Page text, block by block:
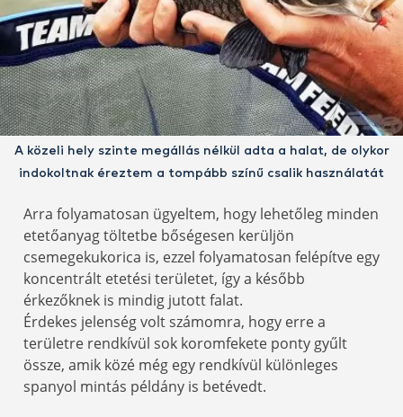
A közeli hely szinte megállás nélkül adta a halat, de olykor
indokoltnak éreztem a tompább színű csalik használatát
Arra folyamatosan ügyeltem, hogy lehetőleg minden
etetőanyag töltetbe bőségesen kerüljön
csemegekukorica is, ezzel folyamatosan felépítve egy
koncentrált etetési területet, így a később
érkezőknek is mindig jutott falat.
Érdekes jelenség volt számomra, hogy erre a
területre rendkívül sok koromfekete ponty gyűlt
össze, amik közé még egy rendkívül különleges
spanyol mintás példány is betévedt.